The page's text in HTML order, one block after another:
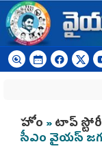
Skip to main content
You are
హోం »టాప్
సీఎం వైయ‌స్